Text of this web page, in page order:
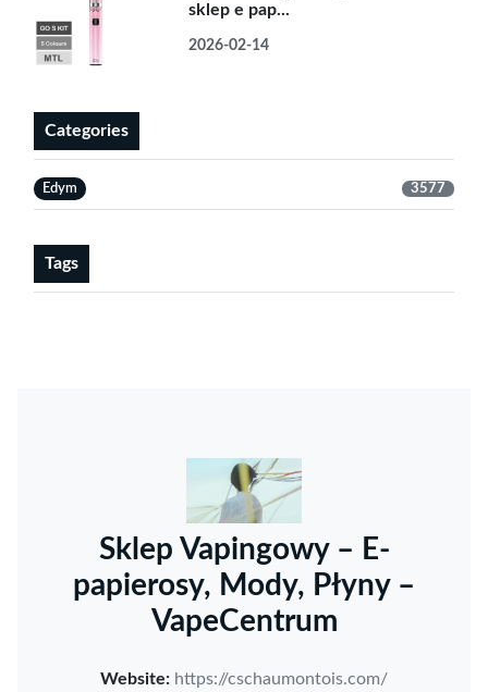
sklep e pap...
2026-02-14
Categories
Edym 3577
Tags
Sklep Vapingowy – E-
papierosy, Mody, Płyny –
VapeCentrum
Website: https://cschaumontois.com/